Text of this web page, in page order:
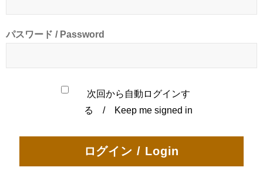
パスワード / Password
次回から自動ログインす
る / Keep me signed in